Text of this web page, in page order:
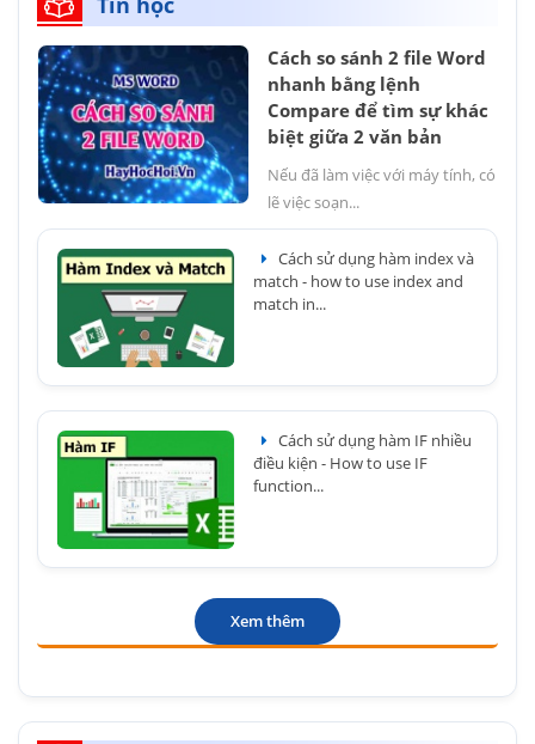
Cách so sánh 2 file Word
nhanh bằng lệnh
Compare để tìm sự khác
biệt giữa 2 văn bản
Nếu đã làm việc với máy tính, có
lẽ việc soạn...
Cách sử dụng hàm index và
match - how to use index and
match in...
Cách sử dụng hàm IF nhiều
điều kiện - How to use IF
function...
Xem thêm